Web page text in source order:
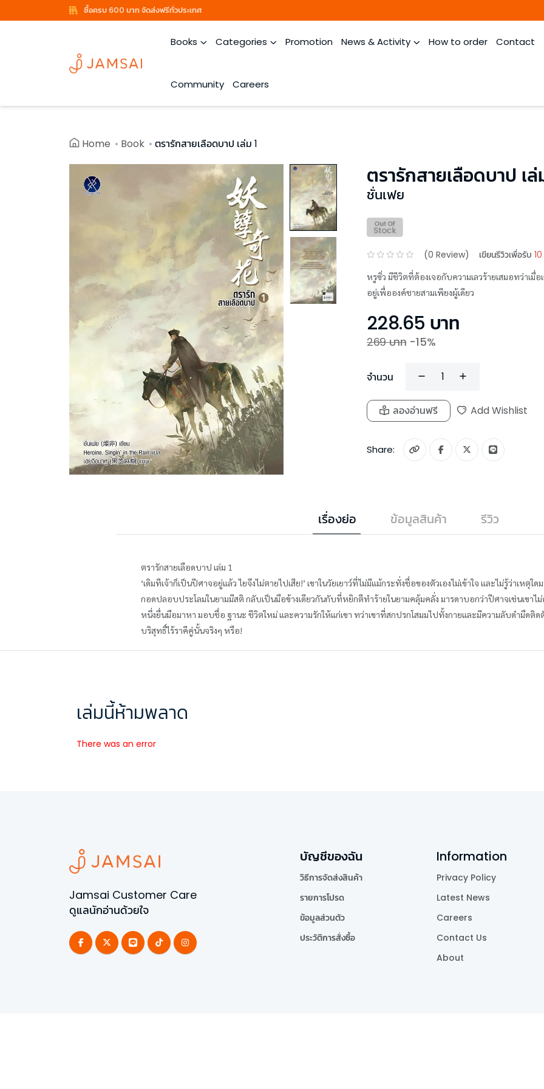
ซื้อครบ 600 บาท จัดส่งฟรีทั่วประเทศ
Books Categories Promotion News & Activity How to order Contact
Community Careers
Home Book ตรารักสายเลือดบาป เล่ม 1
ตรารักสายเลือดบาป เล่
ชั่นเฟย
(0 Review) เขียนรีวิวเพื่อรับ
หรูซิ่ว มีชีวิตที่ต้องเจอกับความเลวร้ายเสมอทว่าเมื่
อยู่เพื่อองค์ชายสามเพียงผู้เดียว
228.65 บาท
269บาท -15%
จำนวน
ลองอ่านฟรี Add Wishlist
Share:
เรื่องย่อ ข้อมูลสินค้า รีวิว
ตรารักสายเลือดบาป เล่ม 1
‘เดิมทีเจ้าก็เป็นปีศาจอยู่แล้ว ไยจึงไม่ตายไปเสีย!’ เขาในวัยเยาว์ที่ไม่มีแม้กระทั่งชื่อของตัวเองไม่เข้าใจ และไม่รู้ว่าเหตุใ
กอดปลอบประโลมในยามมีสติ กลับเป็นมือข้างเดียวกันกับที่หยิกตีทำร้ายในยามคลุ้มคลั่ง มารดาบอกว่าปีศาจเช่นเขาไ
หนึ่งยื่นมือมาหา มอบชื่อ ฐานะ ชีวิตใหม่ และความรักให้แก่เขา ทว่าเขาที่สกปรกโสมมไปทั้งกายและมีความลับดำมืดติด
บริสุทธิ์ไร้ราคีคู่นั้นจริงๆ หรือ!
เล่มนี้ห้ามพลาด
There was an error
Jamsai Customer Care
ดูแลนักอ่านด้วยใจ
บัญชีของฉัน
วิธีการจัดส่งสินค้า
รายการโปรด
ข้อมูลส่วนตัว
ประวัติการสั่งซื้อ
Information
Privacy Policy
Latest News
Careers
Contact Us
About